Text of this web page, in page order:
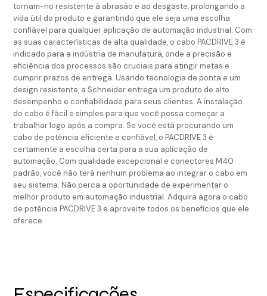
tornam-no resistente à abrasão e ao desgaste, prolongando a
vida útil do produto e garantindo que ele seja uma escolha
confiável para qualquer aplicação de automação industrial. Com
as suas características de alta qualidade, o cabo PACDRIVE 3 é
indicado para a indústria de manufatura, onde a precisão e
eficiência dos processos são cruciais para atingir metas e
cumprir prazos de entrega. Usando tecnologia de ponta e um
design resistente, a Schneider entrega um produto de alto
desempenho e confiabilidade para seus clientes. A instalação
do cabo é fácil e simples para que você possa começar a
trabalhar logo após a compra. Se você está procurando um
cabo de potência eficiente e confiável, o PACDRIVE 3 é
certamente a escolha certa para a sua aplicação de
automação. Com qualidade excepcional e conectores M40
padrão, você não terá nenhum problema ao integrar o cabo em
seu sistema. Não perca a oportunidade de experimentar o
melhor produto em automação industrial. Adquira agora o cabo
de potência PACDRIVE 3 e aproveite todos os benefícios que ele
oferece..